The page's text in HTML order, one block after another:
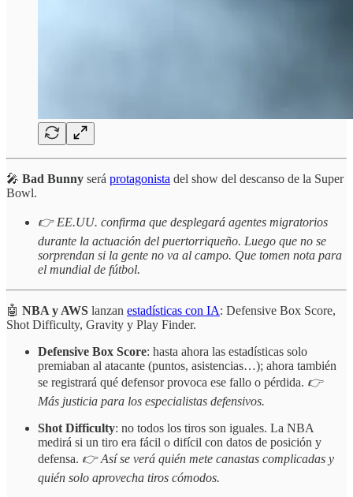
🎤 Bad Bunny será protagonista del show del descanso de la Super
Bowl.
👉 EE.UU. confirma que desplegará agentes migratorios
durante la actuación del puertorriqueño. Luego que no se
sorprendan si la gente no va al campo. Que tomen nota para
el mundial de fútbol.
🤖 NBA y AWS lanzan estadísticas con IA: Defensive Box Score,
Shot Difficulty, Gravity y Play Finder.
Defensive Box Score: hasta ahora las estadísticas solo
premiaban al atacante (puntos, asistencias…); ahora también
se registrará qué defensor provoca ese fallo o pérdida. 👉
Más justicia para los especialistas defensivos.
Shot Difficulty: no todos los tiros son iguales. La NBA
medirá si un tiro era fácil o difícil con datos de posición y
defensa. 👉 Así se verá quién mete canastas complicadas y
quién solo aprovecha tiros cómodos.